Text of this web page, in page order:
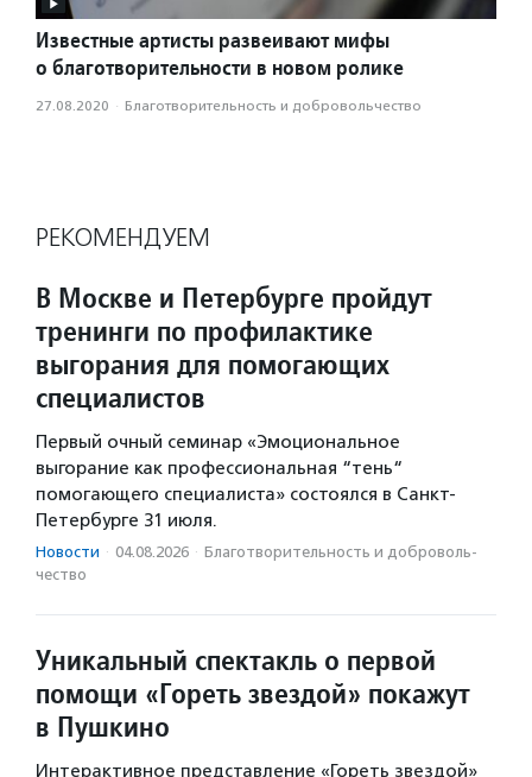
Известные артисты развеивают мифы
о благотворительности в новом ролике
27.08.2020 · Благотвори­тель­ность и доброволь­чест­во
РЕКОМЕНДУЕМ
В Москве и Петербурге пройдут
тренинги по профилактике
выгорания для помогающих
специалистов
Первый очный семинар «Эмоциональное
выгорание как профессиональная “тень“
помогающего специалиста» состоялся в Санкт-
Петербурге 31 июля.
Новости · 04.08.2026 · Благотвори­тель­ность и доброволь­
чест­во
Уникальный спектакль о первой
помощи «Гореть звездой» покажут
в Пушкино
Интерактивное представление «Гореть звездой»